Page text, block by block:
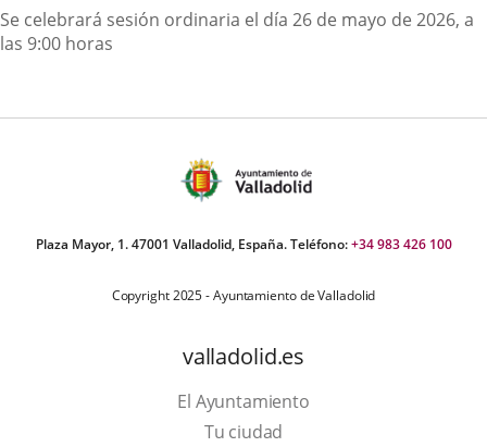
Descripción
Se celebrará sesión ordinaria el día 26 de mayo de 2026, a
las 9:00 horas
Plaza Mayor, 1. 47001 Valladolid, España. Teléfono:+34 983 426 100
Copyright 2025 - Ayuntamiento de Valladolid
valladolid.es
El Ayuntamiento
Tu ciudad